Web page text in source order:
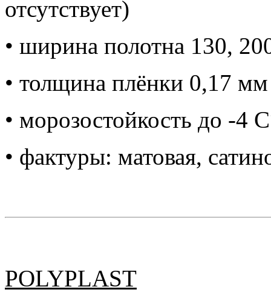
отсутствует)
• ширина полотна 130,
• толщина плёнки 0,17 мм
• морозостойкость до -4
• фактуры: матовая,
POLYPLAST